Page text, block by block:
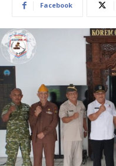
Facebook